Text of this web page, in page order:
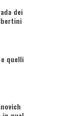
dei
quelli